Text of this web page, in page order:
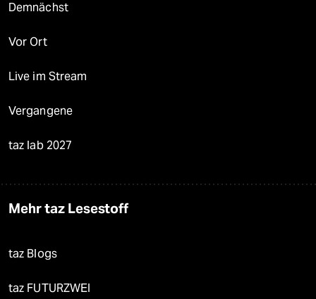
Demnächst
Vor Ort
Live im Stream
Vergangene
taz lab 2027
Mehr taz Lesestoff
taz Blogs
taz FUTURZWEI